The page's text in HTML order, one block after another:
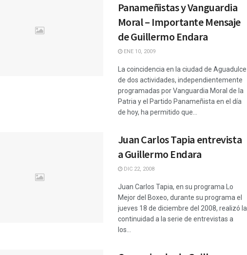
Panameñistas y Vanguardia
Moral – Importante Mensaje
de Guillermo Endara
ENE 10, 2009
La coincidencia en la ciudad de Aguadulce
de dos actividades, independientemente
programadas por Vanguardia Moral de la
Patria y el Partido Panameñista en el día
de hoy, ha permitido que...
Juan Carlos Tapia entrevista
a Guillermo Endara
DIC 22, 2008
Juan Carlos Tapia, en su programa Lo
Mejor del Boxeo, durante su programa el
jueves 18 de diciembre del 2008, realizó la
continuidad a la serie de entrevistas a
los...